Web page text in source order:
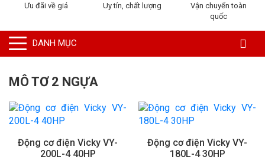
Ưu đãi về giá Uy tín, chất lượng
Vận chuyển toàn
quốc
DANH MỤC
MÔ TƠ 2 NGỰA
Động cơ điện Vicky VY-
200L-4 40HP
Động cơ điện Vicky VY-
180L-4 30HP